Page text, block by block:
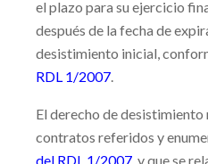
el plazo para su ejercicio
después de la fecha de
desistimiento inicial,
RDL 1/2007.
El derecho de desistimiento
contratos referidos y
del RDL 1/2007, y que se